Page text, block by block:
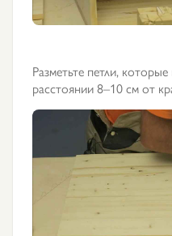
Разметьте петли,
расстоянии 8–10 см от